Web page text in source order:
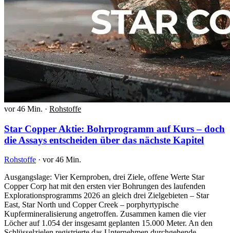
vor 46 Min. · Rohstoffe
Star Copper Aktie: Bohrprogramm auf Kurs – doch
die Assays entscheiden über das nächste Kapitel
Rohstoffe · vor 46 Min.
Ausgangslage: Vier Kernproben, drei Ziele, offene Werte Star
Copper Corp hat mit den ersten vier Bohrungen des laufenden
Explorationsprogramms 2026 an gleich drei Zielgebieten – Star
East, Star North und Copper Creek – porphyrtypische
Kupfermineralisierung angetroffen. Zusammen kamen die vier
Löcher auf 1.054 der insgesamt geplanten 15.000 Meter. An den